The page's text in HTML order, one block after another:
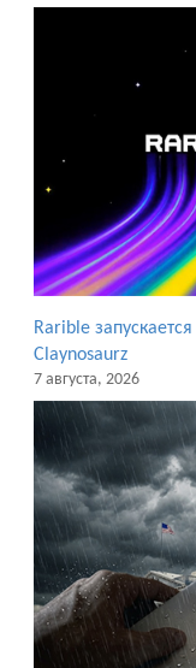
Rarible
Claynosaurz
7 августа, 2026